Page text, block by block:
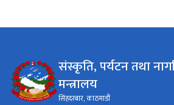
संस्कृति, पर्यटन तथा
मन्त्रालय
सिंहदरबार, काठमाडौं